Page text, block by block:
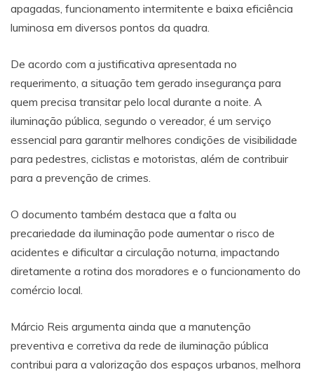
apagadas, funcionamento intermitente e baixa eficiência
luminosa em diversos pontos da quadra.
De acordo com a justificativa apresentada no
requerimento, a situação tem gerado insegurança para
quem precisa transitar pelo local durante a noite. A
iluminação pública, segundo o vereador, é um serviço
essencial para garantir melhores condições de visibilidade
para pedestres, ciclistas e motoristas, além de contribuir
para a prevenção de crimes.
O documento também destaca que a falta ou
precariedade da iluminação pode aumentar o risco de
acidentes e dificultar a circulação noturna, impactando
diretamente a rotina dos moradores e o funcionamento do
comércio local.
Márcio Reis argumenta ainda que a manutenção
preventiva e corretiva da rede de iluminação pública
contribui para a valorização dos espaços urbanos, melhora